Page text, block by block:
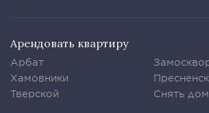
Арендовать квартиру
Арбат
Хамовники
Тверской
Снять дом